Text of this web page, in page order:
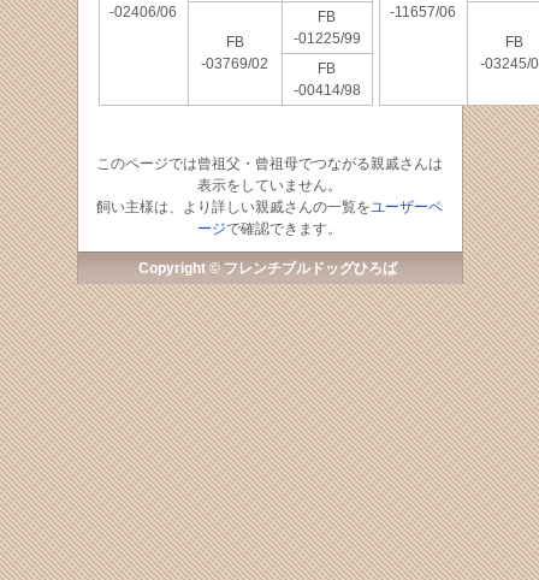
-02406/06
FB
-03769/02
FB
-01225/99
FB
-00414/98
-11657/06
FB
-03245/
このページでは曾祖父・曾祖母でつながる親戚さんは
表示をしていません。
飼い主様は、より詳しい親戚さんの一覧をユーザーペ
ージで確認できます。
Copyright © フレンチブルドッグひろば